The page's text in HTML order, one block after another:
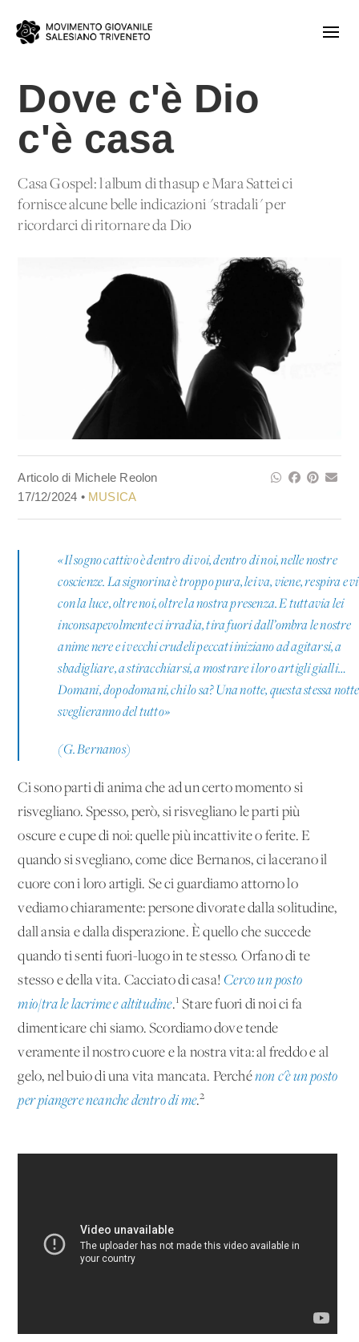
Dove c'è Dio
c'è casa
Casa Gospel: l'album di thasup e Mara Sattei ci
fornisce alcune belle indicazioni "stradali" per
ricordarci di ritornare da Dio
Articolo di Michele Reolon
17/12/2024 • MUSICA
«Il sogno cattivo è dentro di voi, dentro di noi, nelle nostre
coscienze. La signorina è troppo pura, lei va, viene, respira e
con la luce, oltre noi, oltre la nostra presenza. E tuttavia lei
inconsapevolmente ci irradia, tira fuori dall’ombra le nostre
anime nere e i vecchi crudeli peccati iniziano ad agitarsi, a
sbadigliare, a stiracchiarsi, a mostrare i loro artigli gialli…
Domani, dopodomani, chi lo sa? Una notte, questa stessa
sveglieranno del tutto»
(G. Bernanos)
Ci sono parti di anima che ad un certo momento si
risvegliano. Spesso, però, si risvegliano le parti più
oscure e cupe di noi: quelle più incattivite o ferite. E
quando si svegliano, come dice Bernanos, ci lacerano il
cuore con i loro artigli. Se ci guardiamo attorno lo
vediamo chiaramente: persone divorate dalla solitudine,
dall'ansia e dalla disperazione. È quello che succede
quando ti senti fuori-luogo in te stesso. Orfano di te
stesso e della vita. Cacciato di casa! Cerco un posto
mio/tra le lacrime e altitudine.1 Stare fuori di noi ci fa
dimenticare chi siamo. Scordiamo dove tende
veramente il nostro cuore e la nostra vita: al freddo e al
gelo, nel buio di una vita mancata. Perchénon c'è un posto
per piangere neanche dentro di me.2